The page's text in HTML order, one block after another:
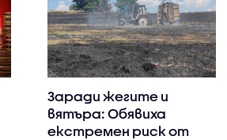
Заради жегите и
вятъра: Обявиха
екстремен риск от